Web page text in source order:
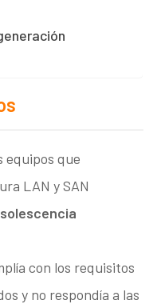
equipos que
LAN y SAN
con los requisitos
y no respondía a las